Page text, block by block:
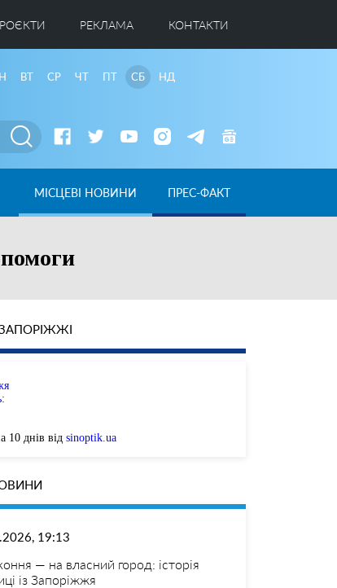
РЕКЛАМА КОНТАКТИ
ВТ СР ЧТ ПТ СБ НД
МІСЦЕВІ НОВИНИ ПРЕС-ФАКТ
10 днів від sinoptik.ua
19:13
— на власний город: історія
із Запоріжжя